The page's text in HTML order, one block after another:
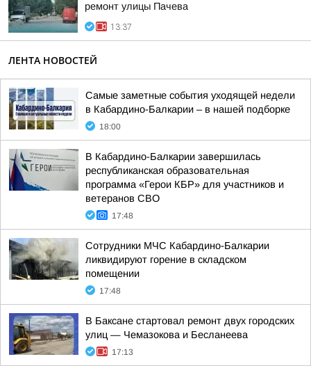
ремонт улицы Пачева
13:37
ЛЕНТА НОВОСТЕЙ
Самые заметные события уходящей недели
в Кабардино-Балкарии – в нашей подборке
18:00
В Кабардино-Балкарии завершилась
республиканская образовательная
программа «Герои КБР» для участников и
ветеранов СВО
17:48
Сотрудники МЧС Кабардино-Балкарии
ликвидируют горение в складском
помещении
17:48
В Баксане стартовал ремонт двух городских
улиц — Чемазокова и Бесланеева
17:13